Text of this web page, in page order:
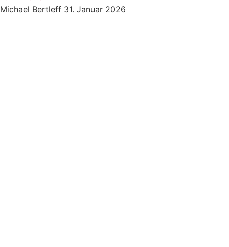
Michael Bertleff 31. Januar 2026